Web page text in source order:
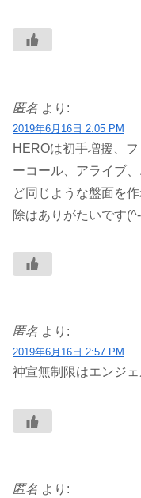
匿名 より:
2019年6月16日 2:05 PM
HEROは初手増援、
ーコール、アライブ
ど同じような盤面を
除はありがたいです
匿名 より:
2019年6月16日 2:57 PM
神宣無制限はエンジ
匿名 より: